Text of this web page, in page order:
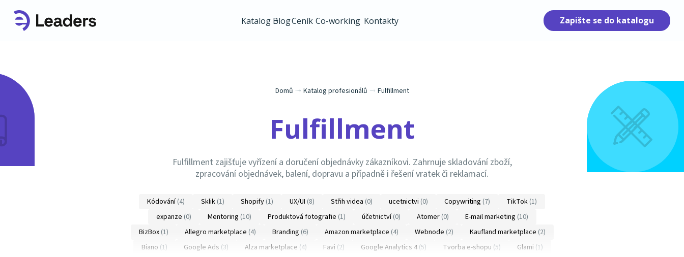
Katalog BlogCeník Co-working Kontakty Zapište se do katalogu
Domů ⤑ Katalog profesionálů ⤑ Fulfillment
Fulfillment
Fulfillment zajišťuje vyřízení a doručení objednávky zákazníkovi. Zahrnuje skladování zboží,
zpracování objednávek, balení, dopravu a případně i řešení vratek či reklamací.
Kódování (4) Sklik (1) Shopify (1) UX/UI (8) Střih videa (0) ucetnictvi (0) Copywriting (7) TikTok (1)
expanze (0) Mentoring (10) Produktová fotografie (1) účetnictví (0) Atomer (0) E-mail marketing (10)
BizBox (1) Allegro marketplace (4) Branding (6) Amazon marketplace (4) Webnode (2) Kaufland marketplace (2)
Biano (1) Google Ads (3) Alza marketplace (4) Favi (2) Google Analytics 4 (5) Tvorba e-shopu (5) Glami (1)